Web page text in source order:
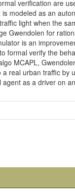
verification are
modeled as an
light when the
Gwendolen for
is an
formal verify the
MCAPL,
real urban traffic by
as a driver on